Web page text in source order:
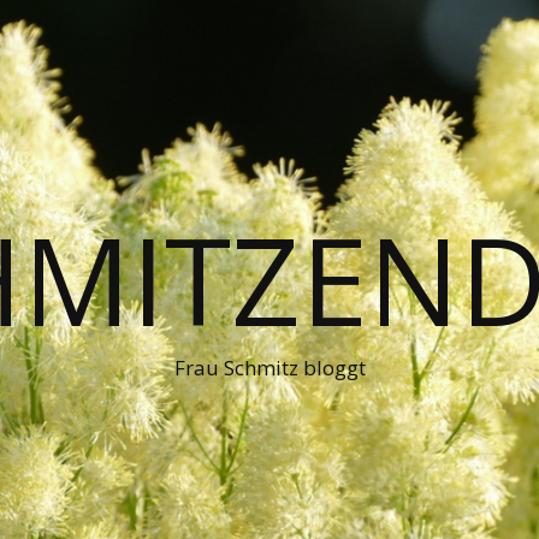
Frau Schmitz bloggt